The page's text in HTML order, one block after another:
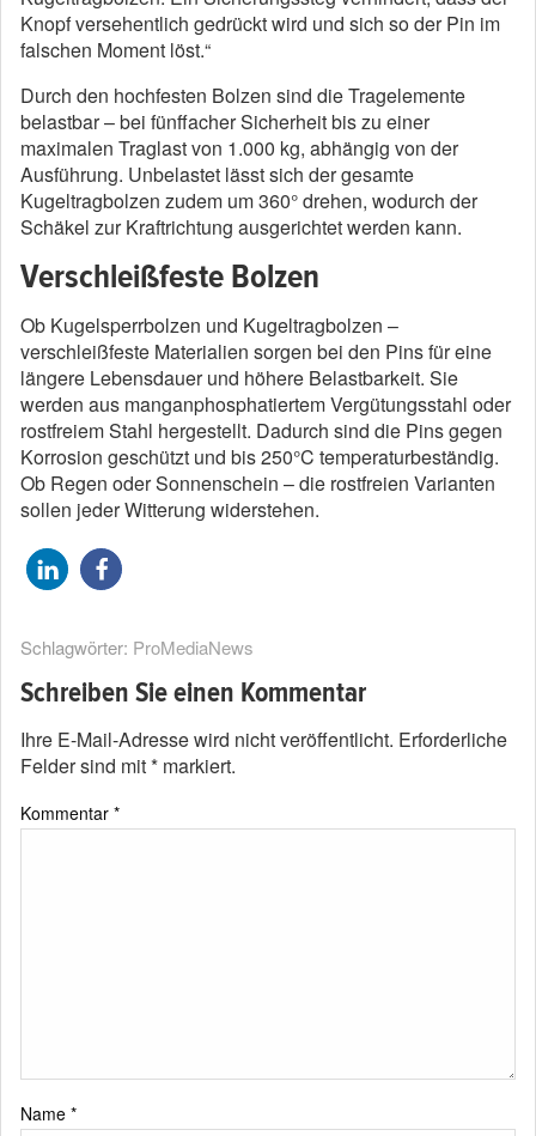
Knopf versehentlich gedrückt wird und sich so der Pin im
falschen Moment löst.“
Durch den hochfesten Bolzen sind die Tragelemente
belastbar – bei fünffacher Sicherheit bis zu einer
maximalen Traglast von 1.000 kg, abhängig von der
Ausführung. Unbelastet lässt sich der gesamte
Kugeltragbolzen zudem um 360° drehen, wodurch der
Schäkel zur Kraftrichtung ausgerichtet werden kann.
Verschleißfeste Bolzen
Ob Kugelsperrbolzen und Kugeltragbolzen –
verschleißfeste Materialien sorgen bei den Pins für eine
längere Lebensdauer und höhere Belastbarkeit. Sie
werden aus manganphosphatiertem Vergütungsstahl oder
rostfreiem Stahl hergestellt. Dadurch sind die Pins gegen
Korrosion geschützt und bis 250°C temperaturbeständig.
Ob Regen oder Sonnenschein – die rostfreien Varianten
sollen jeder Witterung widerstehen.
Schlagwörter: ProMediaNews
Schreiben Sie einen Kommentar
Ihre E-Mail-Adresse wird nicht veröffentlicht. Erforderliche
Felder sind mit* markiert.
Kommentar *
Name *